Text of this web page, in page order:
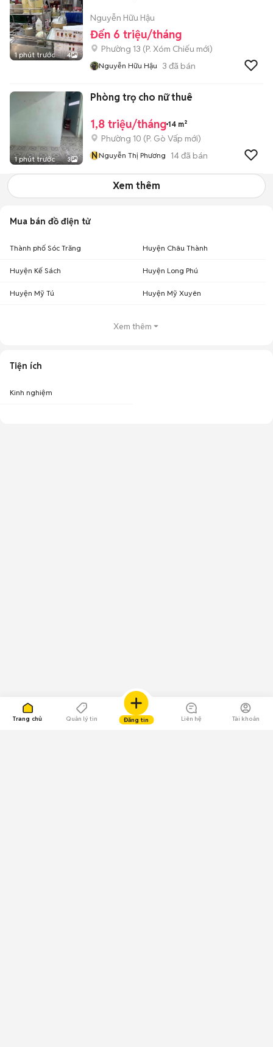
Trang chủ Quản lý tin Đăng tin Liên hệ Tài khoản
1 phút trước 4
Nguyễn Hữu Hậu
Đến 6 triệu/tháng
Phường 13 (P. Xóm Chiếu mới)
Nguyễn Hữu Hậu 3 đã bán
1 phút trước 3
Phòng trọ cho nữ thuê
1,8 triệu/tháng 14 m²
Phường 10 (P. Gò Vấp mới)
NNguyễn Thị Phương 14đã bán
Xem thêm
Mua bán đồ điện tử
Thành phố Sóc Trăng Huyện Châu Thành
Huyện Kế Sách Huyện Long Phú
Huyện Mỹ Tú Huyện Mỹ Xuyên
Xem thêm
Tiện ích
Kinh nghiệm